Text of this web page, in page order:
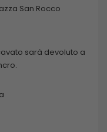
San Rocco
sarà devoluto a